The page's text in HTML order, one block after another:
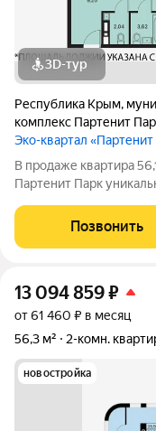
3D-тур
Республика Крым,
комплекс Партенит
Эко-квартал
В продаже квартира
Партенит Парк уникальный семейный эко-квартал на Южном
- Дома расположены в
- Кристально чистый
Позвонить
13 094 859₽
от 61 460 ₽ в месяц
56,3 м²
2-комн.
новостройка